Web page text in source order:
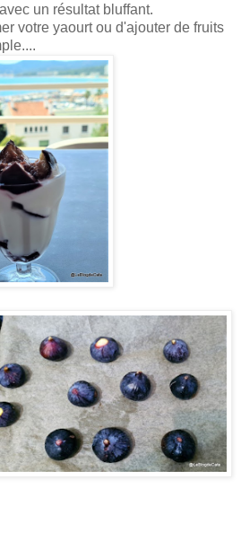
un résultat bluffant.
votre yaourt ou d'ajouter de fruits